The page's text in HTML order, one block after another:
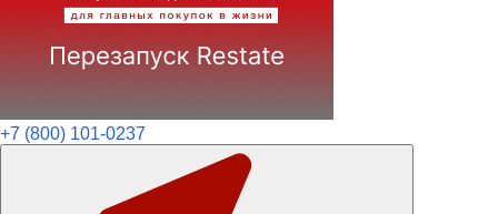
+7 (800) 101-0237